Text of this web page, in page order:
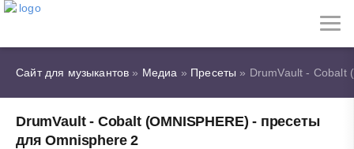
Сайт для музыкантов » Медиа » Пресеты » DrumVault - Cobalt
DrumVault - Cobalt (OMNISPHERE) - пресеты
для Omnisphere 2